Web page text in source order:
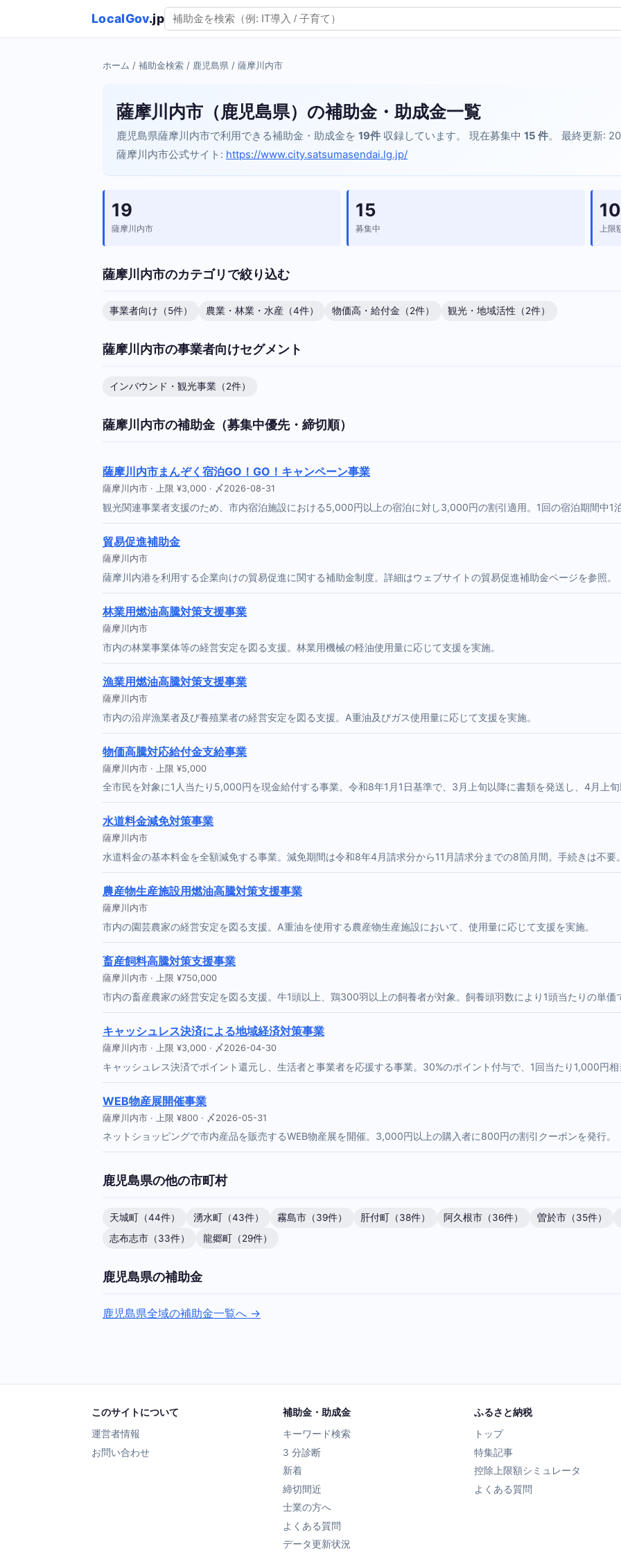
LocalGov.jp
ホーム / 補助金検索 / 鹿児島県 / 薩摩川内市
薩摩川内市（鹿児島県）の補助金・助成金一覧
鹿児島県薩摩川内市で利用できる補助金・助成金を 19件 収録しています。 現在募集中 15 件。 最終更新:
薩摩川内市公式サイト: https://www.city.satsumasendai.lg.jp/
19
薩摩川内市
15
募集中
10
上限
薩摩川内市のカテゴリで絞り込む
事業者向け（5件） 農業・林業・水産（4件） 物価高・給付金（2件） 観光・地域活性（2件）
薩摩川内市の事業者向けセグメント
インバウンド・観光事業（2件）
薩摩川内市の補助金（募集中優先・締切順）
薩摩川内市まんぞく宿泊GO！GO！キャンペーン事業
薩摩川内市 · 上限 ¥3,000 · 〆2026-08-31
観光関連事業者支援のため、市内宿泊施設における5,000円以上の宿泊に対し3,000円の割引適用。1回の宿泊期間中1泊
貿易促進補助金
薩摩川内市
薩摩川内港を利用する企業向けの貿易促進に関する補助金制度。詳細はウェブサイトの貿易促進補助金ページを参照。
林業用燃油高騰対策支援事業
薩摩川内市
市内の林業事業体等の経営安定を図る支援。林業用機械の軽油使用量に応じて支援を実施。
漁業用燃油高騰対策支援事業
薩摩川内市
市内の沿岸漁業者及び養殖業者の経営安定を図る支援。A重油及びガス使用量に応じて支援を実施。
物価高騰対応給付金支給事業
薩摩川内市 · 上限 ¥5,000
全市民を対象に1人当たり5,000円を現金給付する事業。令和8年1月1日基準で、3月上旬以降に書類を発送し、4月上旬
水道料金減免対策事業
薩摩川内市
水道料金の基本料金を全額減免する事業。減免期間は令和8年4月請求分から11月請求分までの8箇月間。手続きは不要。
農産物生産施設用燃油高騰対策支援事業
薩摩川内市
市内の園芸農家の経営安定を図る支援。A重油を使用する農産物生産施設において、使用量に応じて支援を実施。
畜産飼料高騰対策支援事業
薩摩川内市 · 上限 ¥750,000
市内の畜産農家の経営安定を図る支援。牛1頭以上、鶏300羽以上の飼養者が対象。飼養頭羽数により1頭当たりの単価
キャッシュレス決済による地域経済対策事業
薩摩川内市 · 上限 ¥3,000 · 〆2026-04-30
キャッシュレス決済でポイント還元し、生活者と事業者を応援する事業。30%のポイント付与で、1回当たり1,000円
WEB物産展開催事業
薩摩川内市 · 上限 ¥800 · 〆2026-05-31
ネットショッピングで市内産品を販売するWEB物産展を開催。3,000円以上の購入者に800円の割引クーポンを発行。
鹿児島県の他の市町村
天城町（44件） 湧水町（43件） 霧島市（39件） 肝付町（38件） 阿久根市（36件） 曽於市（35件）
志布志市（33件）
龍郷町（29件）
鹿児島県の補助金
鹿児島県全域の補助金一覧へ →
このサイトについて
運営者情報
お問い合わせ
補助金・助成金
キーワード検索
3 分診断
新着
締切間近
士業の方へ
よくある質問
データ更新状況
ふるさと納税
トップ
特集記事
控除上限額シミュレータ
よくある質問